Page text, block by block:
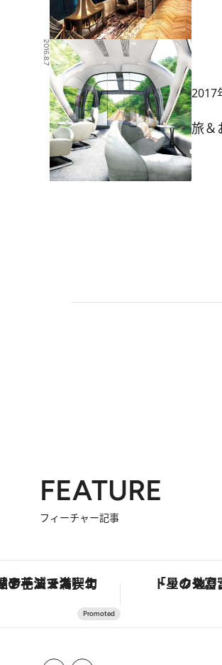
2016.8.7
2017
旅＆
FEATURE
フィーチャー記事
ズッキーニなどをイタリア・トスカーナの郷土料理の手法で満喫！ 「星のや富士」